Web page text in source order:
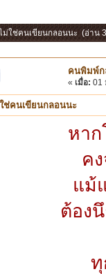
ใช่คนเขียนกลอนนะ (อ่าน
คนพิมพ์ก
« เมื่อ: 01
คนเขียนกลอนนะ
หาก
ค
แม้
ต้อง
ทุ